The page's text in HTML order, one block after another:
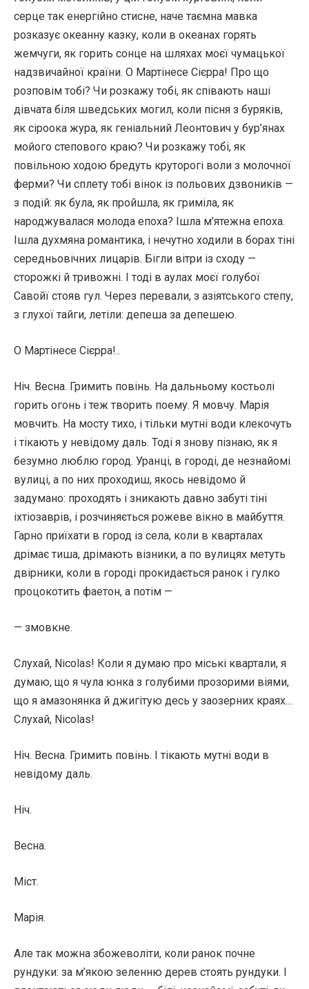
серце так енергійно стисне, наче таємна мавка
розказує океанну казку, коли в океанах горять
жемчуги, як горить сонце на шляхах моєї чумацької
надзвичайної країни. О Мартінесе Сієрра! Про що
розповім тобі? Чи розкажу тобі, як співають наші
дівчата біля шведських могил, коли пісня з буряків,
як сіроока жура, як геніальний Леонтович у бур’янах
мойого степового краю? Чи розкажу тобі, як
повільною ходою бредуть круторогі воли з молочної
ферми? Чи сплету тобі вінок із польових дзвоників —
з подій: як була, як пройшла, як гриміла, як
народжувалася молода епоха? Ішла м’ятежна епоха.
Ішла духмяна романтика, і нечутно ходили в борах тіні
середньовічних лицарів. Бігли вітри із сходу —
сторожкі й тривожні. І тоді в аулах моєї голубої
Савойї стояв гул. Через перевали, з азіятського степу,
з глухої тайги, летіли: депеша за депешею.
О Мартінесе Сієрра!..
Ніч. Весна. Гримить повінь. На дальньому костьолі
горить огонь і теж творить поему. Я мовчу. Марія
мовчить. На мосту тихо, і тільки мутні води клекочуть
і тікають у невідому даль. Тоді я знову пізнаю, як я
безумно люблю город. Уранці, в городі, де незнайомі
вулиці, а по них проходиш, якось невідомо й
задумано: проходять і зникають давно забуті тіні
іхтіозаврів, і розчиняється рожеве вікно в майбуття.
Гарно приїхати в город із села, коли в кварталах
дрімає тиша, дрімають візники, а по вулицях метуть
двірники, коли в городі прокидається ранок і гулко
процокотить фаетон, а потім —
— змовкне.
Слухай, Nicolas! Коли я думаю про міські квартали, я
думаю, що я чула юнка з голубими прозорими віями,
що я амазонянка й джигітую десь у заозерних краях…
Слухай, Nicolas!
Ніч. Весна. Гримить повінь. І тікають мутні води в
невідому даль.
Ніч.
Весна.
Міст.
Марія.
Але так можна збожеволіти, коли ранок почне
рундуки: за м’якою зеленню дерев стоять рундуки. І